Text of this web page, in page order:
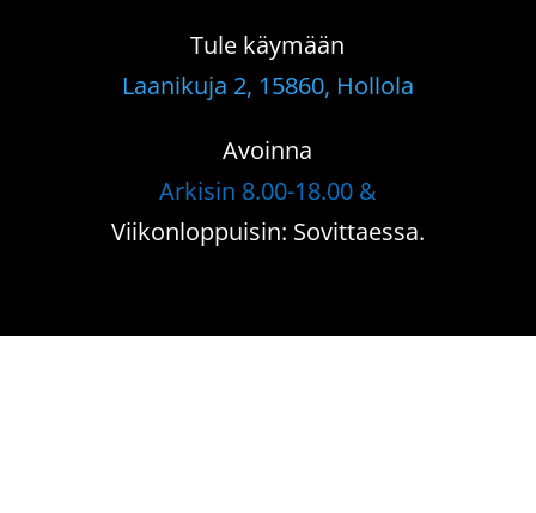
Tule käymään
Laanikuja 2, 15860, Hollola
Avoinna
Arkisin 8.00-18.00 &
Viikonloppuisin: Sovittaessa.